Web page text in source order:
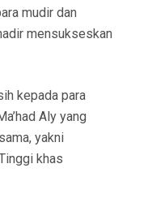
mudir dan
mensukseskan
kepada para
Aly yang
yakni
khas